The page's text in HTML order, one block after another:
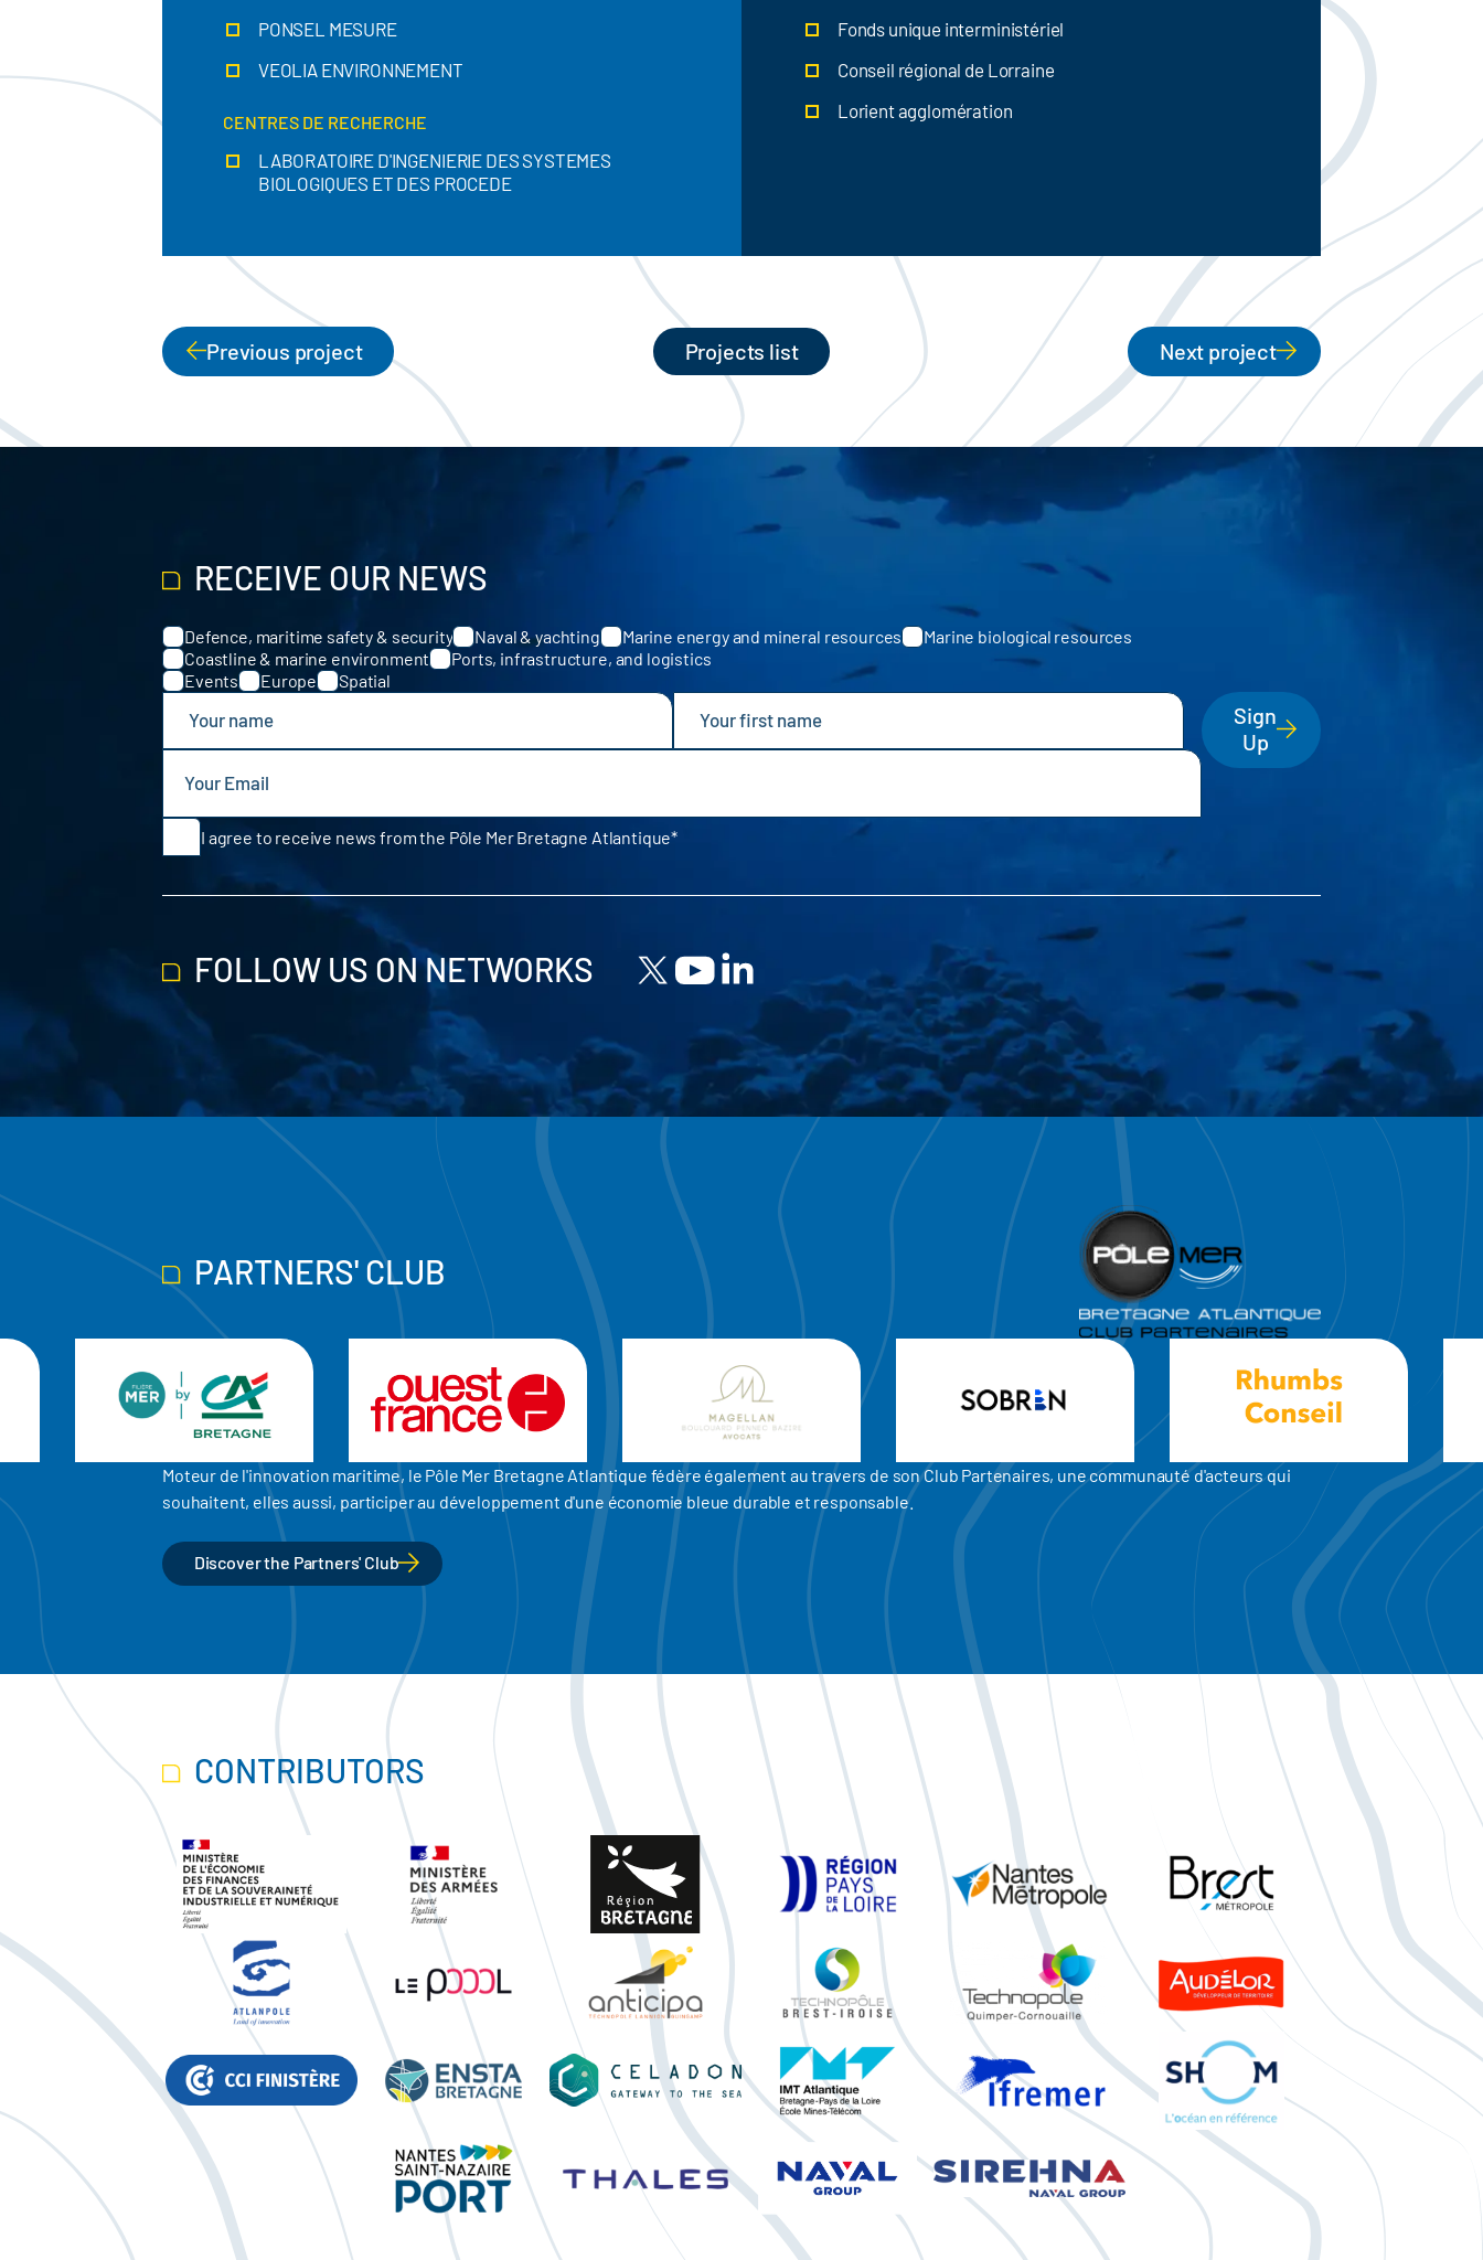
PONSEL MESURE
VEOLIA ENVIRONNEMENT
CENTRES DE RECHERCHE
LABORATOIRE D'INGENIERIE DES SYSTEMES
BIOLOGIQUES ET DES PROCEDE
Fonds unique interministériel
Conseil régional de Lorraine
Lorient agglomération
PAGINATION
Previous project Projects list Next project
RECEIVE OUR NEWS
Categories
Defence, maritime safety & security Naval & yachting Marine energy and mineral resources
Marine biological resources
Coastline & marine environment
Ports, infrastructure, and logistics
Events
Europe Spatial
Sign
Up
I agree to receive news from the Pôle Mer Bretagne Atlantique
FOLLOW US ON NETWORKS
PARTNERS' CLUB
Moteur de l'innovation maritime, le Pôle Mer Bretagne Atlantique fédère également au travers de son Club Partenaires, une communauté d'acteurs qui
souhaitent, elles aussi, participer au développement d'une économie bleue durable et responsable.
Discover the Partners' Club
CONTRIBUTORS